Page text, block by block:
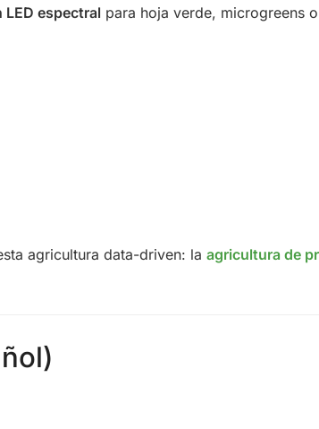
espectral para hoja verde, microgreens
agricultura data-driven: la agricultura de